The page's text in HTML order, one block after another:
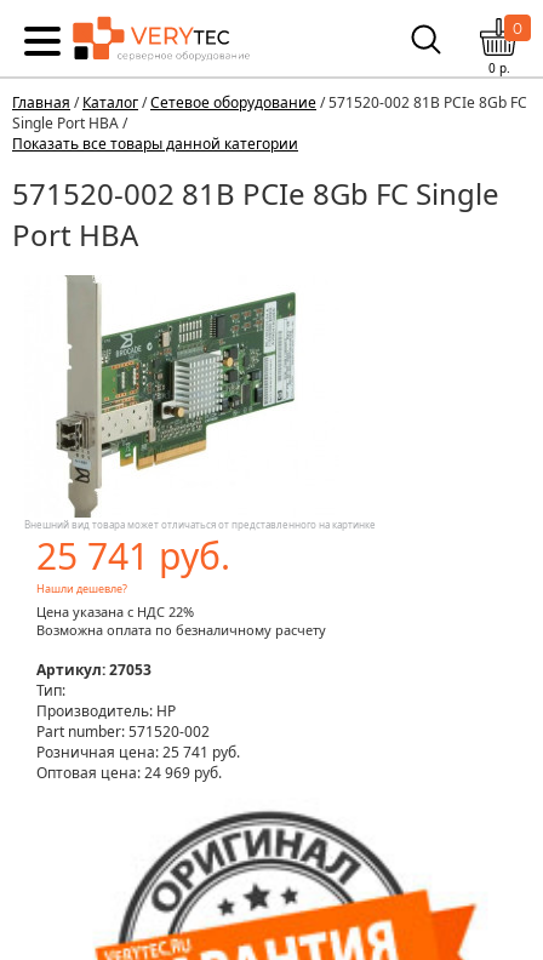
0
0р.
Главная /Каталог/Сетевое оборудование/ 571520-002 81B PCIe 8Gb FC
Single Port HBA /
Показать все товары данной категории
571520-002 81B PCIe 8Gb FC Single
Port HBA
Внешний вид товара может отличаться от представленного на картинке
25 741 руб.
Нашли дешевле?
Цена указана с НДС 22%
Возможна оплата по безналичному расчету
Артикул: 27053
Тип:
Производитель: HP
Part number: 571520-002
Розничная цена:25 741 руб.
Оптовая цена: 24 969 руб.